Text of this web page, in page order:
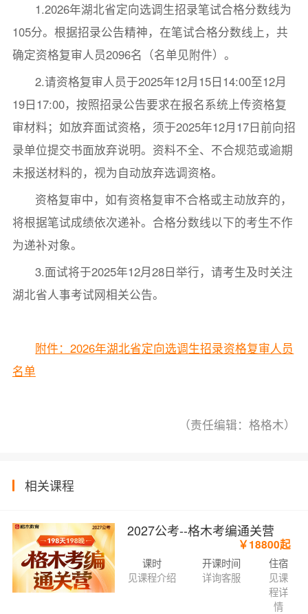
1.2026年湖北省定向选调生招录笔试合格分数线为
105分。根据招录公告精神，在笔试合格分数线上，共
确定资格复审人员2096名（名单见附件）。
2.请资格复审人员于2025年12月15日14:00至12月
19日17:00，按照招录公告要求在报名系统上传资格复
审材料；如放弃面试资格，须于2025年12月17日前向招
录单位提交书面放弃说明。资料不全、不合规范或逾期
未报送材料的，视为自动放弃选调资格。
资格复审中，如有资格复审不合格或主动放弃的，
将根据笔试成绩依次递补。合格分数线以下的考生不作
为递补对象。
3.面试将于2025年12月28日举行，请考生及时关注
湖北省人事考试网相关公告。
附件：2026年湖北省定向选调生招录资格复审人员
名单
（责任编辑：格格木）
相关课程
2027公考--格木考编通关营
￥18800起
课时
见课程介绍
开课时间
详询客服
住宿
见课
程详
情